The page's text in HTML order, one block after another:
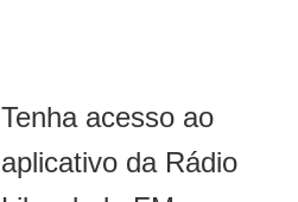
Tenha acesso ao
aplicativo da Rádio